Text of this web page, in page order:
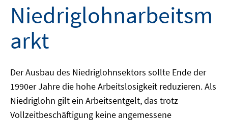
Niedriglohnarbeitsm
arkt
Der Ausbau des Niedriglohnsektors sollte Ende der
1990er Jahre die hohe Arbeitslosigkeit reduzieren. Als
Niedriglohn gilt ein Arbeitsentgelt, das trotz
Vollzeitbeschäftigung keine angemessene